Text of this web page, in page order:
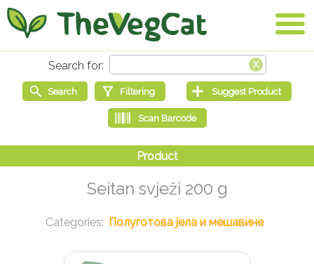
Seitan svježi 200 g
Полуготова јела и мешавине